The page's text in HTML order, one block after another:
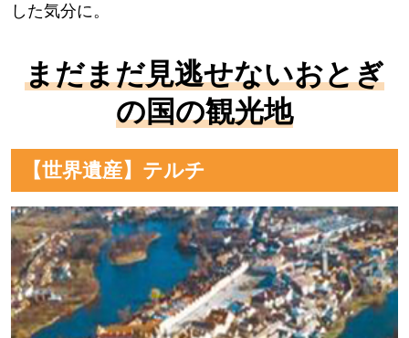
した気分に。
まだまだ見逃せないおとぎ
の国の観光地
【世界遺産】テルチ